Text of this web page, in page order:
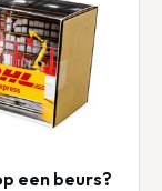
een beurs?